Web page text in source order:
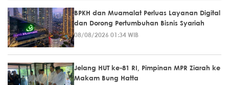
BPKH dan Muamalat Perluas Layanan Digital
dan Dorong Pertumbuhan Bisnis Syariah
08/08/2026 01:34 WIB
Jelang HUT ke-81 RI, Pimpinan MPR Ziarah ke
Makam Bung Hatta